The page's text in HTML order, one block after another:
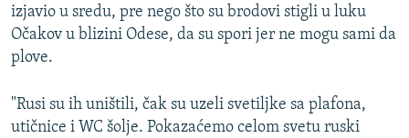
izjavio u sredu, pre nego što su brodovi stigli u luku
Očakov u blizini Odese, da su spori jer ne mogu sami da
plove.
"Rusi su ih uništili, čak su uzeli svetiljke sa plafona,
utičnice i WC šolje. Pokazaćemo celom svetu ruski